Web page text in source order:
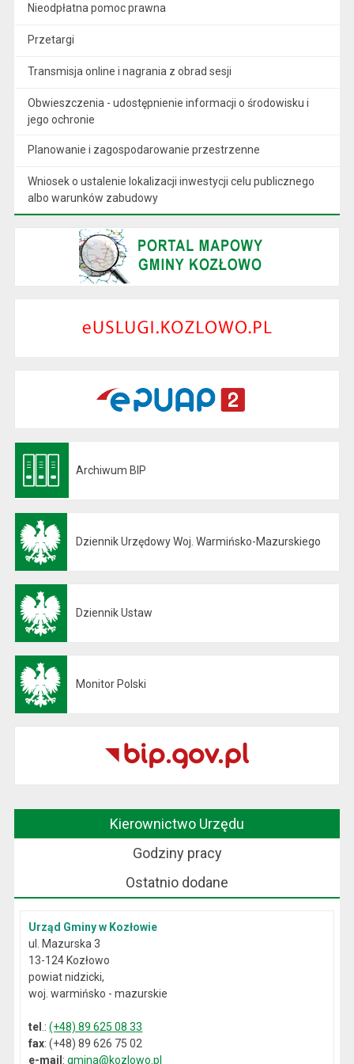
Nieodpłatna pomoc prawna
Przetargi
Transmisja online i nagrania z obrad sesji
Obwieszczenia - udostępnienie informacji o środowisku i
jego ochronie
Planowanie i zagospodarowanie przestrzenne
Wniosek o ustalenie lokalizacji inwestycji celu publicznego
albo warunków zabudowy
Archiwum BIP
Dziennik Urzędowy Woj. Warmińsko-Mazurskiego
Dziennik Ustaw
Monitor Polski
Kierownictwo Urzędu
Godziny pracy
Ostatnio dodane
Urząd Gminy w Kozłowie
ul. Mazurska 3
13-124 Kozłowo
powiat nidzicki,
woj. warmińsko - mazurskie
tel .:(+48) 89 625 08 33
fax: (+48) 89 626 75 02
e-mail:gmina@kozlowo.pl